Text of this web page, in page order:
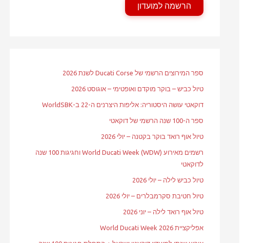
הרשמה למועדון
ספר המירוצים הרשמי של Ducati Corse לשנת 2026
טיול כביש – בוקר מוקדם ואופטימי – אוגוסט 2026
דוקאטי עושה היסטוריה: אליפות היצרנים ה-22 ב-WorldSBK
ספר ה-100 שנה הרשמי של דוקאטי
טיול אוף רואד בוקר בקטנה – יולי 2026
רשמים מאירוע World Ducati Week (WDW) וחגיגות 100 שנה
לדוקאטי
טיול כביש לילה – יולי 2026
טיול חטיבת סקרמבלרים – יולי 2026
טיול אוף רואד לילה – יוני 2026
אפליקציית World Ducati Week 2026